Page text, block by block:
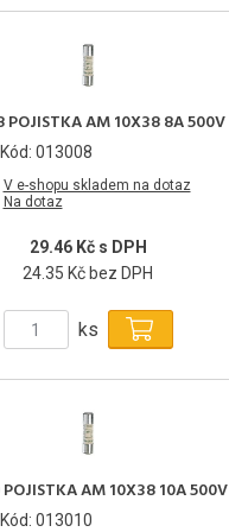
POJISTKA AM 10X38 8A 500V
Kód: 013008
V e-shopu skladem na dotaz
Na dotaz
29.46 Kč s DPH
24.35 Kč bez DPH
ks
AM 10X38 10A 500V
Kód: 013010